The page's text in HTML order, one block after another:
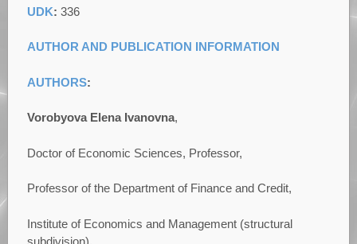
UDK: 336
AUTHOR AND PUBLICATION INFORMATION
AUTHORS:
Vorobyova Elena Ivanovna,
Doctor of Economic Sciences, Professor,
Professor of the Department of Finance and Credit,
Institute of Economics and Management (structural
subdivision),